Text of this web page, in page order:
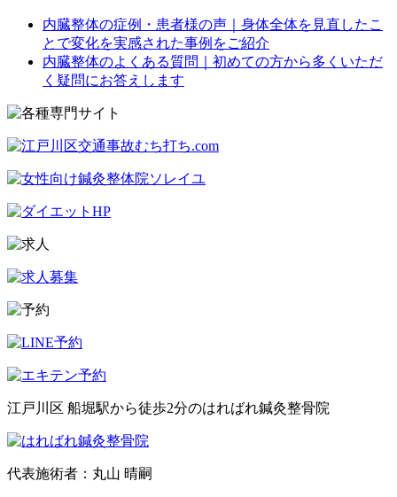
内臓整体の症例・患者様の声｜身体全体を見直したこ
とで変化を実感された事例をご紹介
内臓整体のよくある質問｜初めての方から多くいただ
く疑問にお答えします
江戸川区 船堀駅から徒歩2分のはればれ鍼灸整骨院
代表施術者：丸山 晴嗣